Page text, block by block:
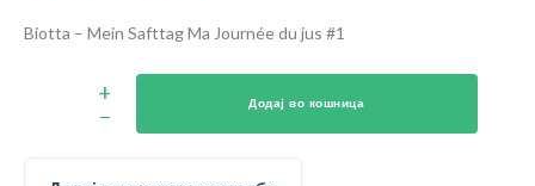
Biotta – Mein Safttag Ma Journée du jus #1
Додај во кошница